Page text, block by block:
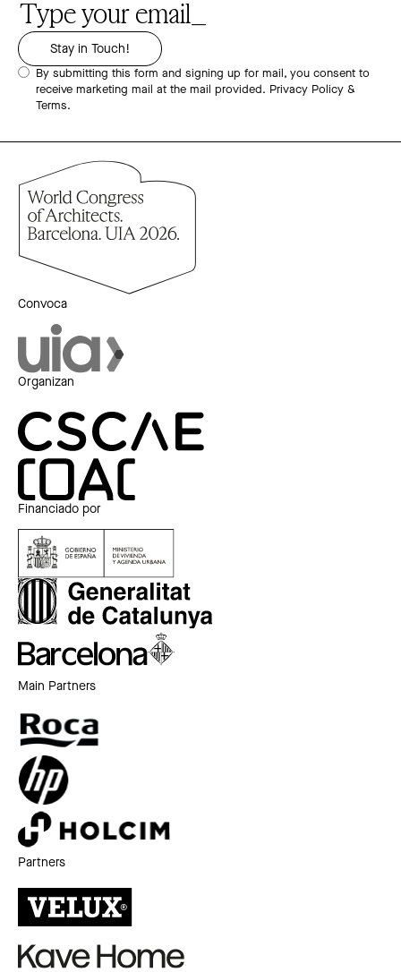
By submitting this form and signing up for mail, you consent to
receive marketing mail at the mail provided. Privacy Policy &
Terms.
Convoca
Organizan
Financiado por
Main Partners
Partners